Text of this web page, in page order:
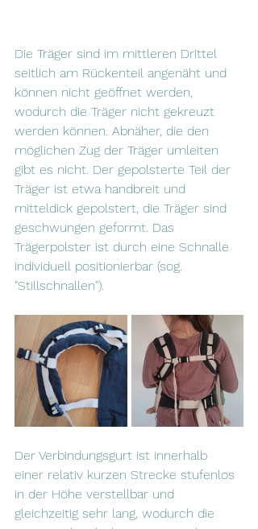
Die Träger sind im mittleren Drittel
seitlich am Rückenteil angenäht und
können nicht geöffnet werden,
wodurch die Träger nicht gekreuzt
werden können. Abnäher, die den
möglichen Zug der Träger umleiten
gibt es nicht. Der gepolsterte Teil der
Träger ist etwa handbreit und
mitteldick gepolstert, die Träger sind
geschwungen geformt. Das
Trägerpolster ist durch eine Schnalle
individuell positionierbar (sog.
"Stillschnallen").
Der Verbindungsgurt ist innerhalb
einer relativ kurzen Strecke stufenlos
in der Höhe verstellbar und
gleichzeitig sehr lang, wodurch die